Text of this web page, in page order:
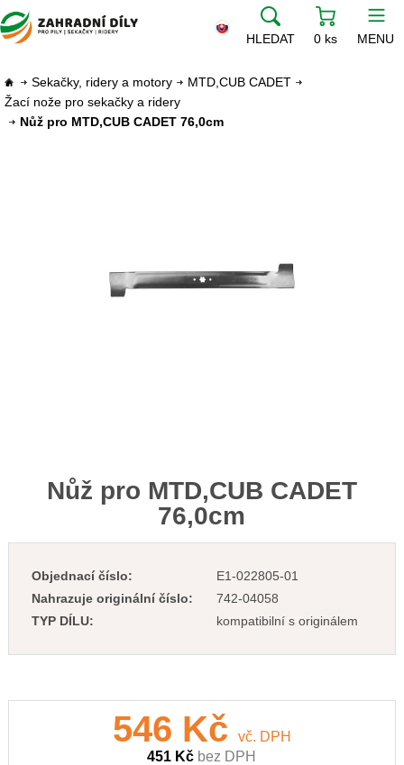
HLEDAT 0 ks MENU
Sekačky, ridery a motory
MTD,CUB CADET
Žací nože pro sekačky a ridery
Nůž pro MTD,CUB CADET 76,0cm
Nůž pro MTD,CUB CADET
76,0cm
Objednací číslo:
E1-022805-01
Nahrazuje originální číslo:
742-04058
TYP DÍLU:
kompatibilní s originálem
546 Kč
vč. DPH
451 Kč bez DPH